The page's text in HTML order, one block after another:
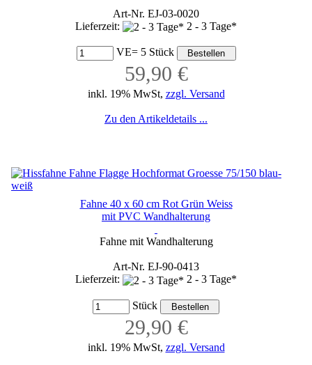
Art-Nr. EJ-03-0020
Lieferzeit:
2 - 3 Tage*
VE= 5 Stück
59,90 €
inkl. 19% MwSt, zzgl. Versand
Zu den Artikeldetails ...
Fahne 40 x 60 cm Rot Grün Weiss
mit PVC Wandhalterung
Fahne mit Wandhalterung
Art-Nr. EJ-90-0413
Lieferzeit:
2 - 3 Tage*
Stück
29,90 €
inkl. 19% MwSt, zzgl. Versand